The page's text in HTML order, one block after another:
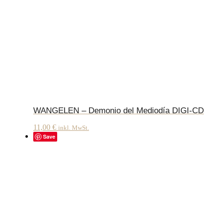
WANGELEN – Demonio del Mediodía DIGI-CD
11,00 € inkl. MwSt.
Save